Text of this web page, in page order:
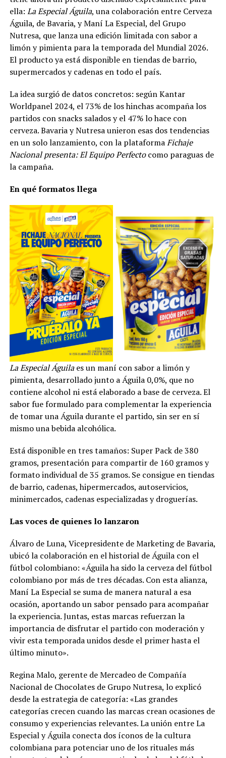
ella: La Especial Águila, una colaboración entre Cerveza
Águila, de Bavaria, y Maní La Especial, del Grupo
Nutresa, que lanza una edición limitada con sabor a
limón y pimienta para la temporada del Mundial 2026.
El producto ya está disponible en tiendas de barrio,
supermercados y cadenas en todo el país.
La idea surgió de datos concretos: según Kantar
Worldpanel 2024, el 73% de los hinchas acompaña los
partidos con snacks salados y el 47% lo hace con
cerveza. Bavaria y Nutresa unieron esas dos tendencias
en un solo lanzamiento, con la plataformaFichaje
Nacional presenta: El Equipo Perfectocomo paraguas de
la campaña.
En qué formatos llega
La Especial Águilaes un maní con sabor a limón y
pimienta, desarrollado junto a Águila 0,0%, que no
contiene alcohol ni está elaborado a base de cerveza. El
sabor fue formulado para complementar la experiencia
de tomar una Águila durante el partido, sin ser en sí
mismo una bebida alcohólica.
Está disponible en tres tamaños: Super Pack de 380
gramos, presentación para compartir de 160 gramos y
formato individual de 35 gramos. Se consigue en tiendas
de barrio, cadenas, hipermercados, autoservicios,
minimercados, cadenas especializadas y droguerías.
Las voces de quienes lo lanzaron
Álvaro de Luna, Vicepresidente de Marketing de Bavaria,
ubicó la colaboración en el historial de Águila con el
fútbol colombiano: «Águila ha sido la cerveza del fútbol
colombiano por más de tres décadas. Con esta alianza,
Maní La Especial se suma de manera natural a esa
ocasión, aportando un sabor pensado para acompañar
la experiencia. Juntas, estas marcas refuerzan la
importancia de disfrutar el partido con moderación y
vivir esta temporada unidos desde el primer hasta el
último minuto».
Regina Malo, gerente de Mercadeo de Compañía
Nacional de Chocolates de Grupo Nutresa, lo explicó
desde la estrategia de categoría: «Las grandes
categorías crecen cuando las marcas crean ocasiones de
consumo y experiencias relevantes. La unión entre La
Especial y Águila conecta dos íconos de la cultura
colombiana para potenciar uno de los rituales más